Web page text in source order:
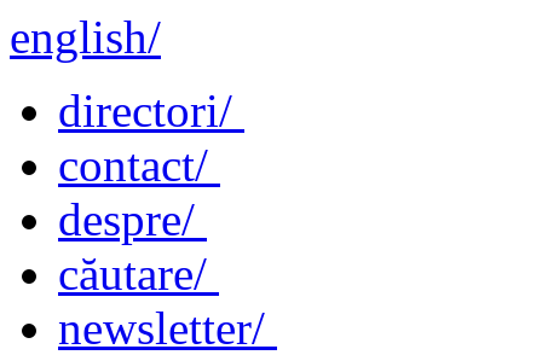
english/
directori/
contact/
despre/
căutare/
newsletter/